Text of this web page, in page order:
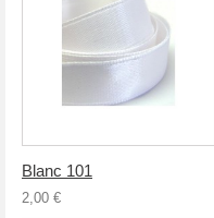
Blanc 101
2,00 €